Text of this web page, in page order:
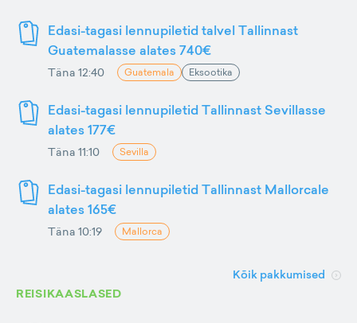
Edasi-tagasi lennupiletid talvel Tallinnast
Guatemalasse alates 740€
Täna 12:40 Guatemala Eksootika
Edasi-tagasi lennupiletid Tallinnast Sevillasse
alates 177€
Täna 11:10 Sevilla
Edasi-tagasi lennupiletid Tallinnast Mallorcale
alates 165€
Täna 10:19 Mallorca
Kõik pakkumised
REISIKAASLASED